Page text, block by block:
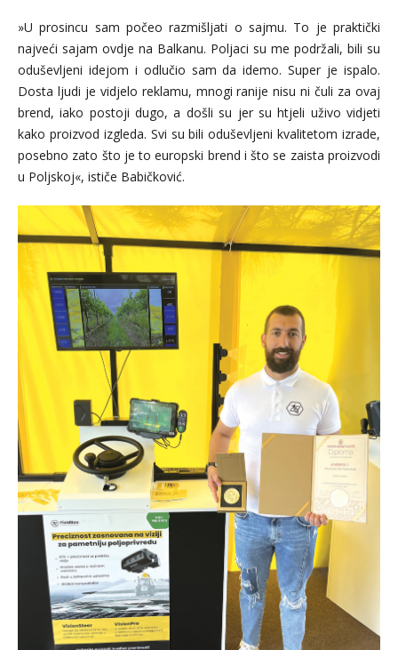
»U prosincu sam počeo razmišljati o sajmu. To je praktički
najveći sajam ovdje na Balkanu. Poljaci su me podržali, bili su
oduševljeni idejom i odlučio sam da idemo. Super je ispalo.
Dosta ljudi je vidjelo reklamu, mnogi ranije nisu ni čuli za ovaj
brend, iako postoji dugo, a došli su jer su htjeli uživo vidjeti
kako proizvod izgleda. Svi su bili oduševljeni kvalitetom izrade,
posebno zato što je to europski brend i što se zaista proizvodi
u Poljskoj«, ističe Babičković.